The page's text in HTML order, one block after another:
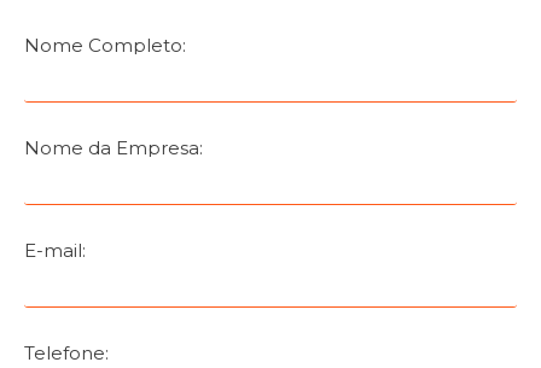
Nome Completo:
Nome da Empresa:
E-mail:
Telefone: